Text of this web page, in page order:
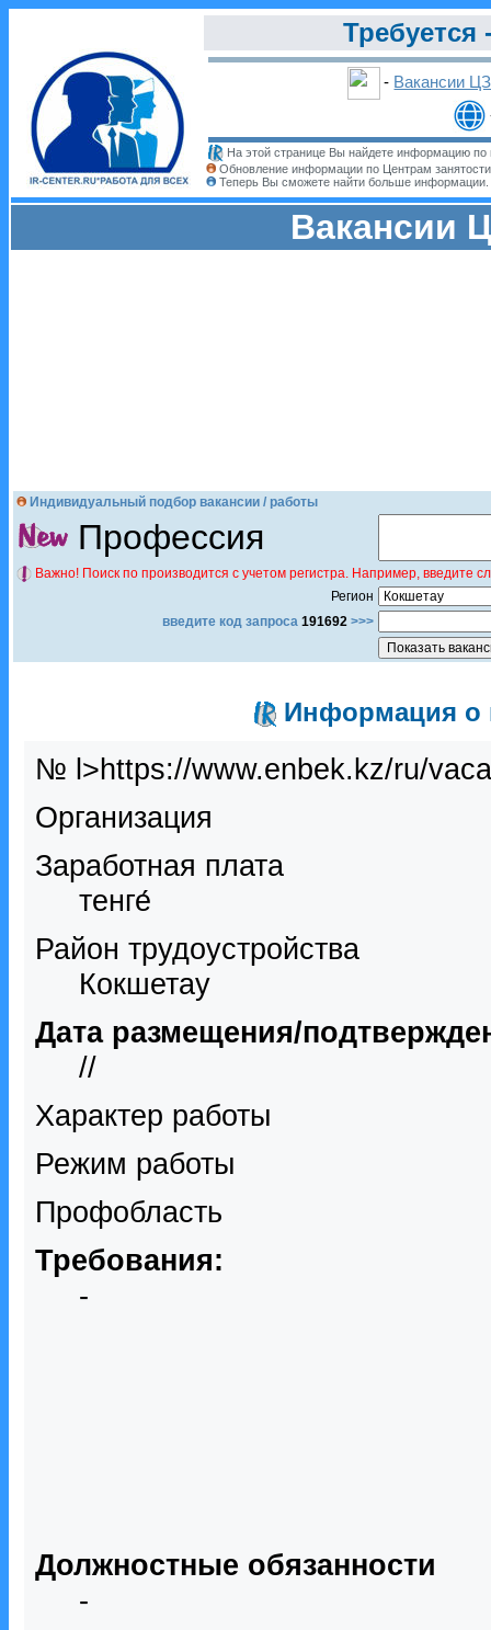
Требуется
- Вакансии
На этой странице Вы найдете информацию по
Обновление информации по Центрам
Теперь Вы сможете найти больше информации.
Вакансии
Индивидуальный подбор вакансии / работы
Профессия
Важно! Поиск по производится с учетом регистра. Например,
Регион
введите код запроса 191692 >>>
Информация о
№ l>https://www.enbek.kz/ru/
Организация
Заработная плата
тенге́
Район трудоустройства
Кокшетау
Дата размещения/
//
Характер работы
Режим работы
Профобласть
Требования:
-
Должностные обязанности
-